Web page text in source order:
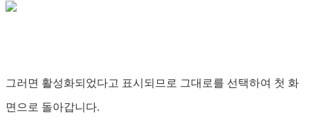
그러면 활성화되었다고 표시되므로 그대로를 선택하여 첫 화
면으로 돌아갑니다.